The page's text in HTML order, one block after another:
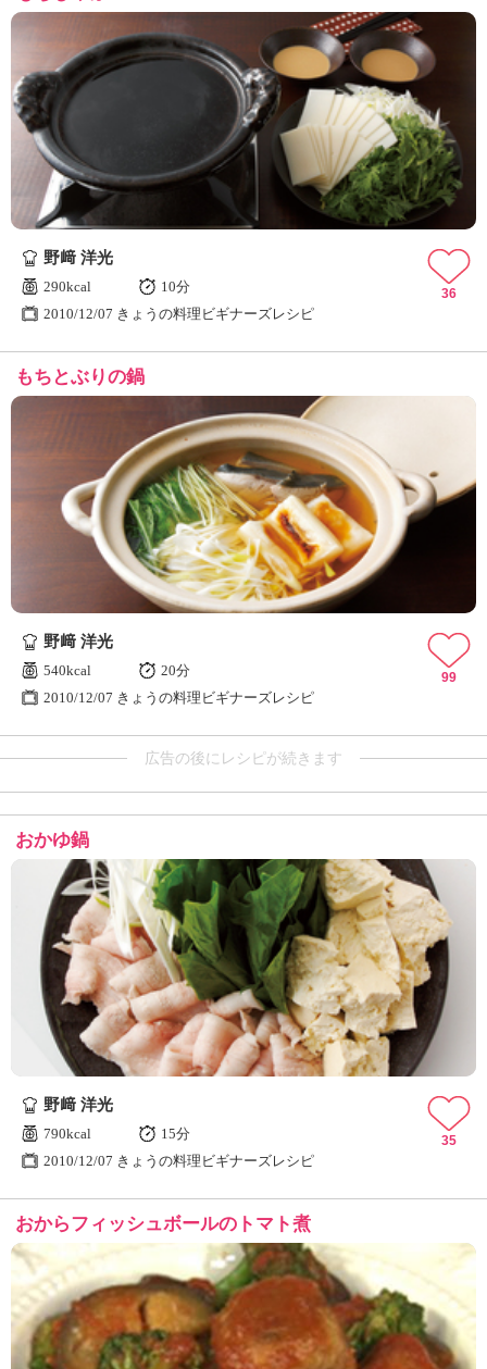
野﨑 洋光
290kcal
10分
2010/12/07 きょうの料理ビギナーズレシピ
36
もちとぶりの鍋
野﨑 洋光
540kcal
20分
2010/12/07 きょうの料理ビギナーズレシピ
99
広告の後にレシピが続きます
おかゆ鍋
野﨑 洋光
790kcal
15分
2010/12/07 きょうの料理ビギナーズレシピ
35
おからフィッシュボールのトマト煮